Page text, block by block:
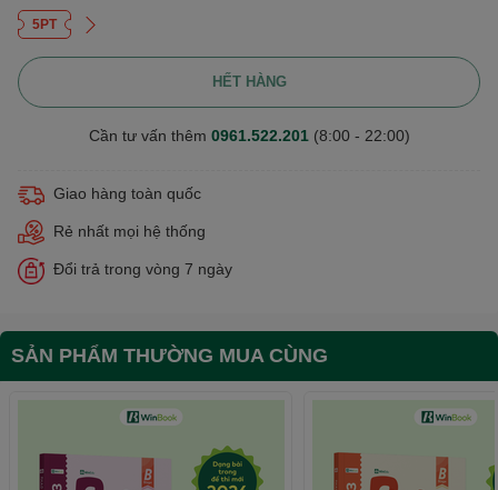
5PT
HẾT HÀNG
Cần tư vấn thêm 0961.522.201 (8:00 - 22:00)
Giao hàng toàn quốc
Rẻ nhất mọi hệ thống
Đổi trả trong vòng 7 ngày
SẢN PHẨM THƯỜNG MUA CÙNG